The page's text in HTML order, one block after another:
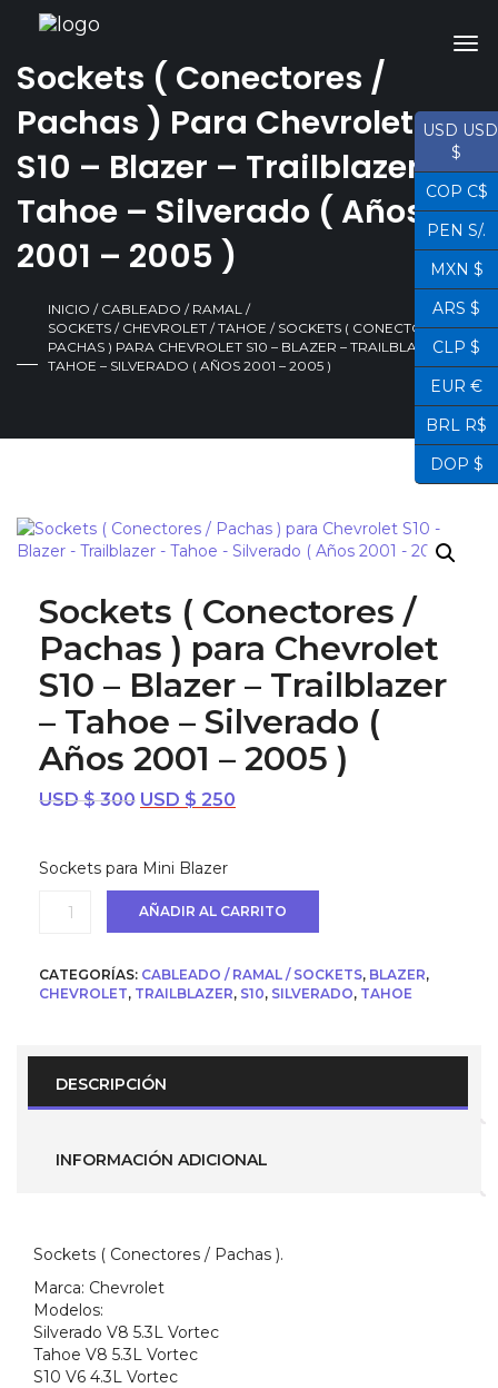
Sockets ( Conectores /
Pachas ) Para Chevrolet
S10 – Blazer – Trailblazer –
Tahoe – Silverado ( Años
2001 – 2005 )
INICIO / CABLEADO / RAMAL /
SOCKETS / CHEVROLET /TAHOE / SOCKETS ( CONECTORES /
PACHAS ) PARA CHEVROLET S10 – BLAZER – TRAILBLAZER –
TAHOE – SILVERADO ( AÑOS 2001 – 2005 )
¡OFERTA!
Sockets ( Conectores /
Pachas ) para Chevrolet
S10 – Blazer – Trailblazer
– Tahoe – Silverado (
Años 2001 – 2005 )
USD $300 El
era:
USD
$ 300.
USD $ 250
USD
$ 250.
Sockets para Mini Blazer
Sockets
/
Pachas
Años
-
2005
)
cantidad
AÑADIR AL CARRITO
CATEGORÍAS: CABLEADO / RAMAL / SOCKETS, BLAZER,
CHEVROLET, TRAILBLAZER, S10, SILVERADO, TAHOE
DESCRIPCIÓN
INFORMACIÓN ADICIONAL
Sockets ( Conectores / Pachas ).
Marca: Chevrolet
Modelos:
Silverado V8 5.3L Vortec
Tahoe V8 5.3L Vortec
S10 V6 4.3L Vortec
USD USD
$
COP C$
PEN S/.
MXN $
ARS $
CLP $
EUR €
BRL R$
DOP $